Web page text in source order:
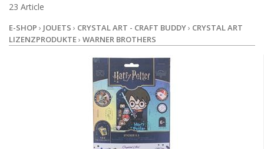
23 Article
E-SHOP › JOUETS › CRYSTAL ART - CRAFT BUDDY› CRYSTAL ART
LIZENZPRODUKTE› WARNER BROTHERS